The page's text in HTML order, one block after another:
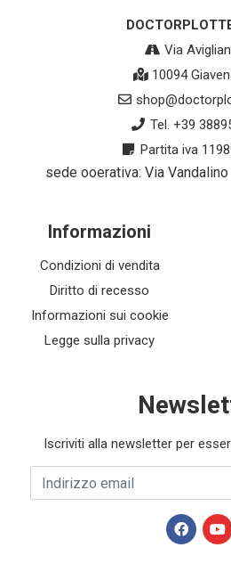
Via
10094
Tel. +39
Partita iva
sede ooerativa: Via
Informazioni
Condizioni di vendita
Diritto di recesso
Informazioni sui cookie
Legge sulla privacy
Iscriviti alla newsletter per
Indirizzo email